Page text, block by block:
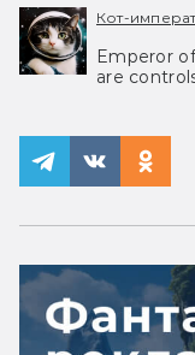
Кот-
Emperor
are